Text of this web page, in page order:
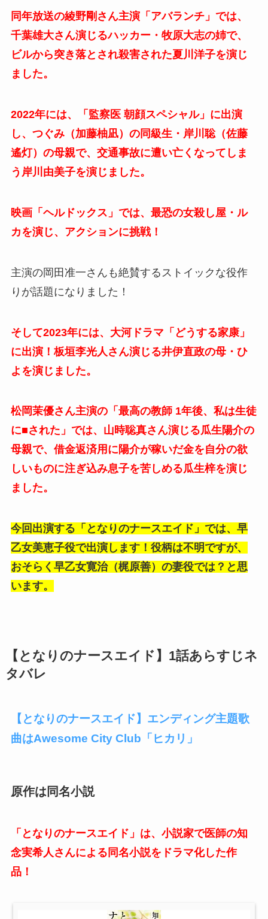
同年放送の綾野剛さん主演「アバランチ」では、
千葉雄大さん演じるハッカー・牧原大志の姉で、
ビルから突き落とされ殺害された夏川洋子を演じ
ました。
2022年には、「監察医 朝顔スペシャル」に出演
し、つぐみ（加藤柚凪）の同級生・岸川聡（佐藤
遙灯）の母親で、交通事故に遭い亡くなってしま
う岸川由美子を演じました。
映画「ヘルドックス」では、最恐の女殺し屋・ル
カを演じ、アクションに挑戦！
主演の岡田准一さんも絶賛するストイックな役作
りが話題になりました！
そして2023年には、大河ドラマ「どうする家康」
に出演！板垣李光人さん演じる井伊直政の母・ひ
よを演じました。
松岡茉優さん主演の「最高の教師 1年後、私は生徒
に■された」では、山時聡真さん演じる瓜生陽介の
母親で、借金返済用に陽介が稼いだ金を自分の欲
しいものに注ぎ込み息子を苦しめる瓜生梓を演じ
ました。
今回出演する「となりのナースエイド」では、早
乙女美恵子役で出演します！役柄は不明ですが、
おそらく 早乙女寛治（梶原善）の妻役では？と思
います。
【となりのナースエイド】1話あらすじネ
タバレ
【となりのナースエイド】エンディング主題歌
曲はAwesome City Club「ヒカリ」
原作は同名小説
「となりのナースエイド」は、小説家で医師の知
念実希人さんによる同名小説をドラマ化した作
品！